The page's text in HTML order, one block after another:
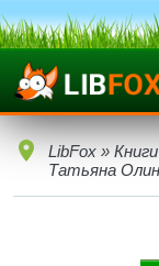
LibFox » Книги
Татьяна